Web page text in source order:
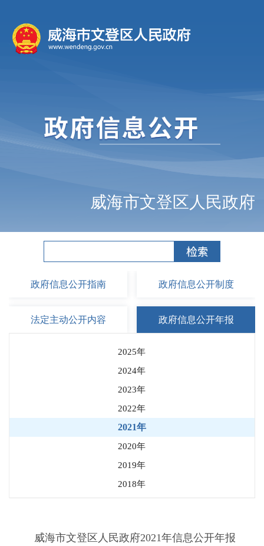
威海市文登区人民政府
政府信息公开指南 政府信息公开制度
法定主动公开内容 政府信息公开年报
2025年
2024年
2023年
2022年
2021年
2020年
2019年
2018年
2015年
威海市文登区人民政府2021年信息公开年报